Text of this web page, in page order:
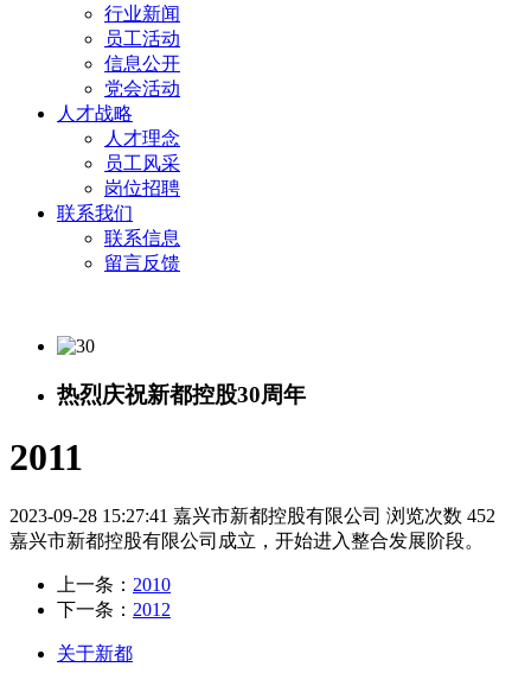
行业新闻
员工活动
信息公开
党会活动
人才战略
人才理念
员工风采
岗位招聘
联系我们
联系信息
留言反馈
热烈庆祝新都控股30周年
2011
2023-09-28 15:27:41 嘉兴市新都控股有限公司 浏览次数 452
嘉兴市新都控股有限公司成立，开始进入整合发展阶段。
上一条： 2010
下一条： 2012
关于新都